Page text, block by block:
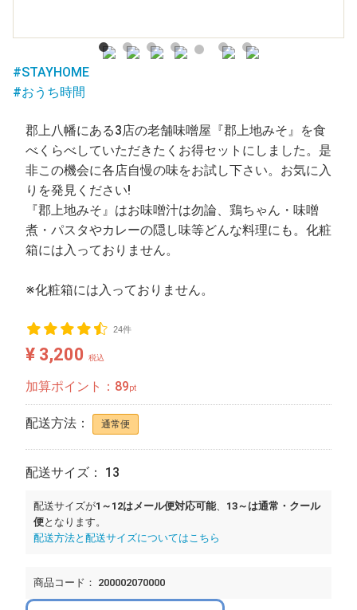
#STAYHOME
#おうち時間
郡上八幡にある3店の老舗味噌屋『郡上地みそ』を食
べくらべしていただきたくお得セットにしました。是
非この機会に各店自慢の味をお試し下さい。お気に入
りを発見ください!
『郡上地みそ』はお味噌汁は勿論、鶏ちゃん・味噌
煮・パスタやカレーの隠し味等どんな料理にも。化粧
箱には入っておりません。
※化粧箱には入っておりません。
24件
¥ 3,200 税込
加算ポイント： 89pt
配送方法： 通常便
配送サイズ： 13
配送サイズが1～12はメール便対応可能、 13～は通常・クール
便となります。
配送方法と配送サイズについてはこちら
商品コード： 200002070000